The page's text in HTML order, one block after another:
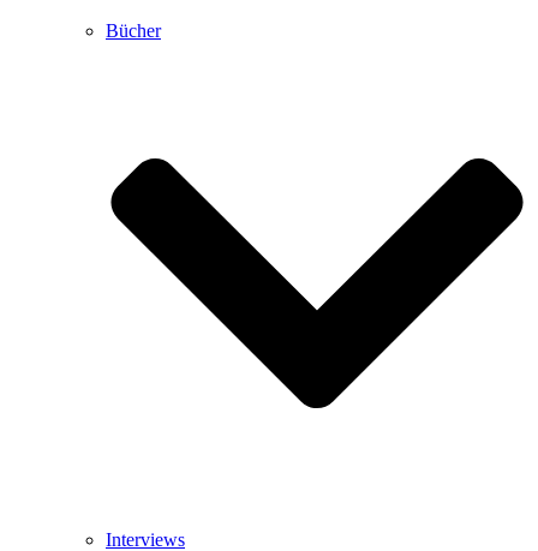
Bücher
Interviews